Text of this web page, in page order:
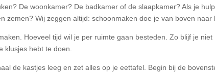
De woonkamer? De badkamer of de slaapkamer? Als je
zemen? Wij zeggen altijd: schoonmaken doe je van boven naar
Hoeveel tijd wil je per ruimte gaan besteden. Zo blijf je
klusjes hebt te doen.
de kastjes leeg en zet alles op je eettafel. Begin bij de